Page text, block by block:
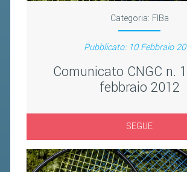
Categoria: FIBa
Pubblicato: 10 Febbraio
Comunicato CNGC n.
febbraio 2012
SEGUE
2026
2025
2024
2021
2020